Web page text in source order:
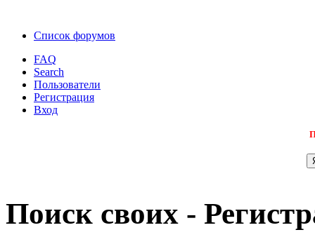
Список форумов
FAQ
Search
Пользователи
Регистрация
Вход
Поиск своих -